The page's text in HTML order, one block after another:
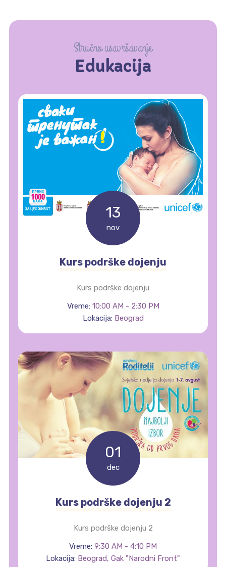
Stručno usavršavanje
Edukacija
13
nov
Kurs podrške dojenju
Kurs podrške dojenju
Vreme: 10:00 AM - 2:30 PM
Lokacija: Beograd
01
dec
Kurs podrške dojenju 2
Kurs podrške dojenju 2
Vreme: 9:30 AM - 4:10 PM
Lokacija: Beograd, Gak "Narodni Front"